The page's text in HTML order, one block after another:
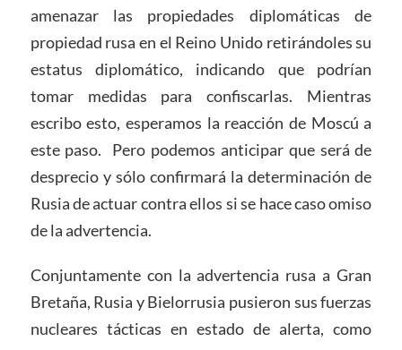
amenazar las propiedades diplomáticas de
propiedad rusa en el Reino Unido retirándoles su
estatus diplomático, indicando que podrían
tomar medidas para confiscarlas. Mientras
escribo esto, esperamos la reacción de Moscú a
este paso. Pero podemos anticipar que será de
desprecio y sólo confirmará la determinación de
Rusia de actuar contra ellos si se hace caso omiso
de la advertencia.
Conjuntamente con la advertencia rusa a Gran
Bretaña, Rusia y Bielorrusia pusieron sus fuerzas
nucleares tácticas en estado de alerta, como